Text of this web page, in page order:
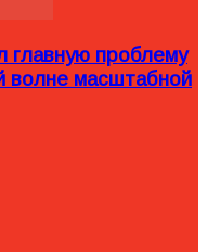
главную проблему
волне масштабной